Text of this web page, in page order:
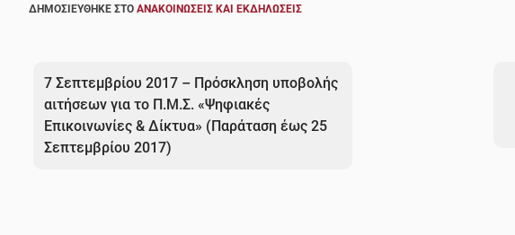
ΔΗΜΟΣΙΕΎΘΗΚΕ ΣΤΟ ΑΝΑΚΟΙΝΏΣΕΙΣ ΚΑΙ ΕΚΔΗΛΏΣΕΙΣ
άρθρων
7 Σεπτεμβρίου 2017 – Πρόσκληση υποβολής
αιτήσεων για το Π.Μ.Σ. «Ψηφιακές
Επικοινωνίες & Δίκτυα» (Παράταση έως 25
Σεπτεμβρίου 2017)